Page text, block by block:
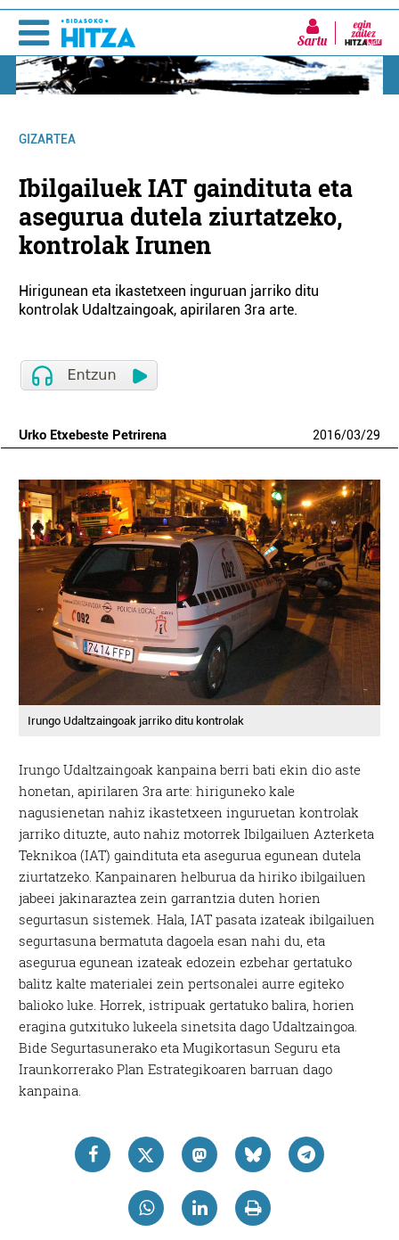
Sartu
GIZARTEA
Ibilgailuek IAT gaindituta eta
asegurua dutela ziurtatzeko,
kontrolak Irunen
Hirigunean eta ikastetxeen inguruan jarriko ditu
kontrolak Udaltzaingoak, apirilaren 3ra arte.
Urko Etxebeste Petrirena 2016/03/29
Irungo Udaltzaingoak jarriko ditu kontrolak
Irungo Udaltzaingoak kanpaina berri bati ekin dio aste
honetan, apirilaren 3ra arte: hiriguneko kale
nagusienetan nahiz ikastetxeen inguruetan kontrolak
jarriko dituzte, auto nahiz motorrek Ibilgailuen Azterketa
Teknikoa (IAT) gaindituta eta asegurua egunean dutela
ziurtatzeko. Kanpainaren helburua da hiriko ibilgailuen
jabeei jakinaraztea zein garrantzia duten horien
segurtasun sistemek. Hala, IAT pasata izateak ibilgailuen
segurtasuna bermatuta dagoela esan nahi du, eta
asegurua egunean izateak edozein ezbehar gertatuko
balitz kalte materialei zein pertsonalei aurre egiteko
balioko luke. Horrek, istripuak gertatuko balira, horien
eragina gutxituko lukeela sinetsita dago Udaltzaingoa.
Bide Segurtasunerako eta Mugikortasun Seguru eta
Iraunkorrerako Plan Estrategikoaren barruan dago
kanpaina.